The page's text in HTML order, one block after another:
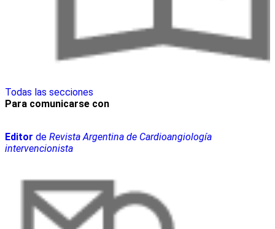
Todas las secciones
Para comunicarse con
Editor de Revista Argentina de Cardioangiología
intervencionista